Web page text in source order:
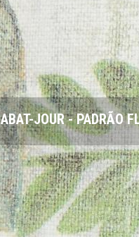
ABAT-JOUR - PADRÃO